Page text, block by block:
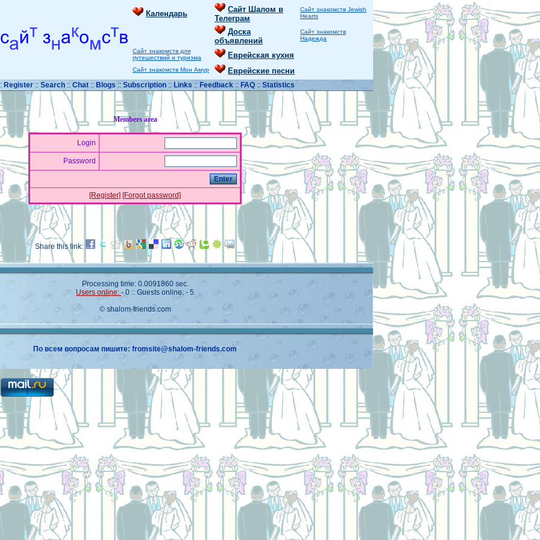
Календарь
Сайт Шалом в
Телеграм
Сайт знакомств Jewish
Hearts
Доска
объявлений
Сайт знакомств
Надежда
Сайт знакомств для
путешествий и туризма
Еврейская кухня
Сайт знакомств Мон Амур Еврейские песни
Register:: Search :: Chat :: Blogs :: Subscription :: Links :: Feedback:: FAQ :: Statistics
Members area
Login
Password
[Register] [Forgot password]
Share this link:
Processing time: 0.0091860 sec.
Users online: - 0 :: Guests online: - 5
© shalom-friends.com
По всем вопросам пишите: fromsite@shalom-friends.com